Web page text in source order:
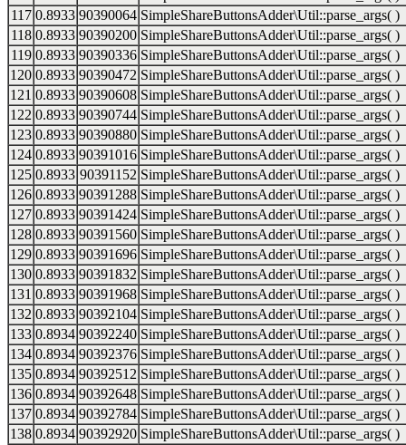
117 0.8933 90390064 SimpleShareButtonsAdder\Util::parse_args( )
118 0.8933 90390200 SimpleShareButtonsAdder\Util::parse_args( )
119 0.8933 90390336 SimpleShareButtonsAdder\Util::parse_args( )
120 0.8933 90390472 SimpleShareButtonsAdder\Util::parse_args( )
121 0.8933 90390608 SimpleShareButtonsAdder\Util::parse_args( )
122 0.8933 90390744 SimpleShareButtonsAdder\Util::parse_args( )
123 0.8933 90390880 SimpleShareButtonsAdder\Util::parse_args( )
124 0.8933 90391016 SimpleShareButtonsAdder\Util::parse_args( )
125 0.8933 90391152 SimpleShareButtonsAdder\Util::parse_args( )
126 0.8933 90391288 SimpleShareButtonsAdder\Util::parse_args( )
127 0.8933 90391424 SimpleShareButtonsAdder\Util::parse_args( )
128 0.8933 90391560 SimpleShareButtonsAdder\Util::parse_args( )
129 0.8933 90391696 SimpleShareButtonsAdder\Util::parse_args( )
130 0.8933 90391832 SimpleShareButtonsAdder\Util::parse_args( )
131 0.8933 90391968 SimpleShareButtonsAdder\Util::parse_args( )
132 0.8933 90392104 SimpleShareButtonsAdder\Util::parse_args( )
133 0.8934 90392240 SimpleShareButtonsAdder\Util::parse_args( )
134 0.8934 90392376 SimpleShareButtonsAdder\Util::parse_args( )
135 0.8934 90392512 SimpleShareButtonsAdder\Util::parse_args( )
136 0.8934 90392648 SimpleShareButtonsAdder\Util::parse_args( )
137 0.8934 90392784 SimpleShareButtonsAdder\Util::parse_args( )
138 0.8934 90392920 SimpleShareButtonsAdder\Util::parse_args( )